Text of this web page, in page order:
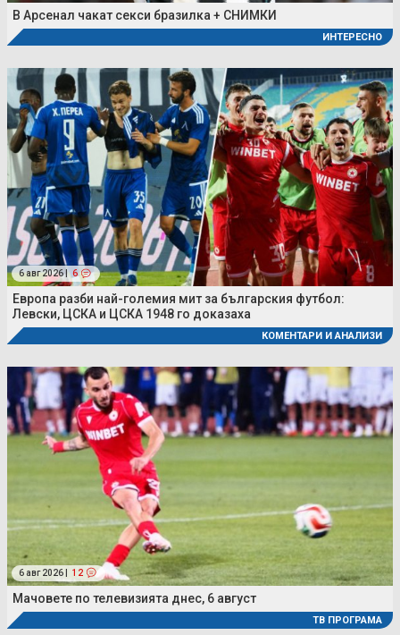
В Арсенал чакат секси бразилка + СНИМКИ
ИНТЕРЕСНО
6 авг 2026 | 6
Европа разби най-големия мит за българския футбол:
Левски, ЦСКА и ЦСКА 1948 го доказаха
КОМЕНТАРИ И АНАЛИЗИ
6 авг 2026 | 12
Мачовете по телевизията днес, 6 август
ТВ ПРОГРАМА